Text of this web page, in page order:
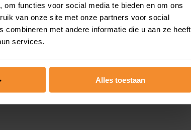
functies voor social media te bieden en om ons
van onze site met onze partners voor social
met andere informatie die u aan ze heeft
services.
Alles toestaan
Gratis energielabel check
Persoonlijk stappenplan huis kopen